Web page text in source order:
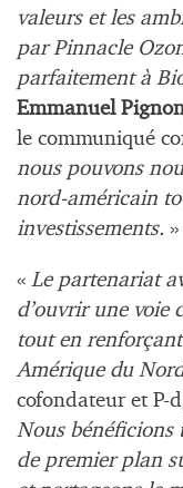
valeurs et les
par Pinnacle
parfaitement à
Emmanuel
le communiqué
nous pouvons
nord-américain
investissements. »
« Le partenariat
d’ouvrir une voie
tout en
Amérique du
cofondateur et P-
Nous bénéficions
de premier plan